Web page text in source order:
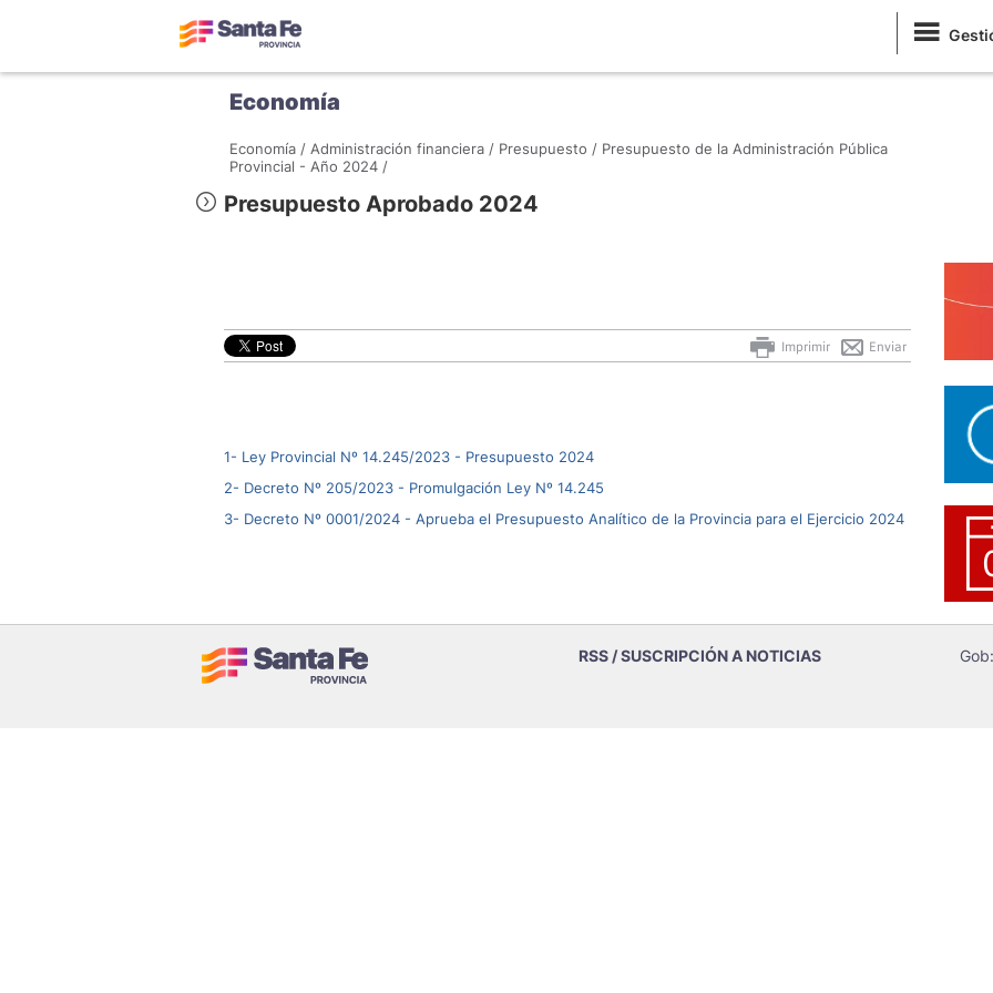
Economía
Economía / Administración financiera / Presupuesto / Presupuesto de la Administración Pública
Provincial - Año 2024 /
Presupuesto Aprobado 2024
Enviar
Imprimir
1- Ley Provincial Nº 14.245/2023 - Presupuesto 2024
2- Decreto Nº 205/2023 - Promulgación Ley Nº 14.245
3- Decreto Nº 0001/2024 - Aprueba el Presupuesto Analítico de la Provincia para el Ejercicio 2024
RSS / SUSCRIPCIÓN A NOTICIAS